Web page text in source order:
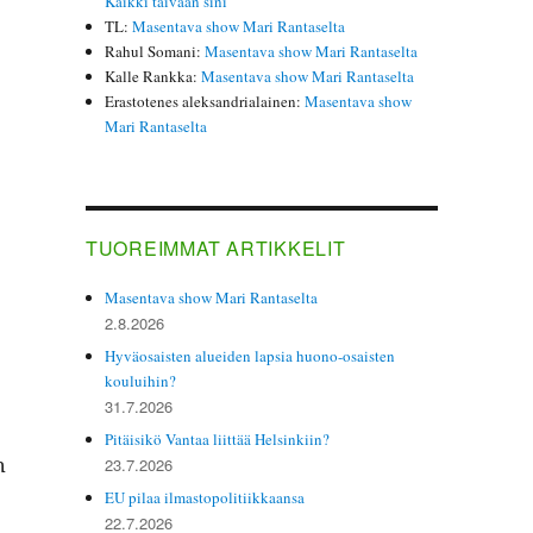
TL:Masentava show Mari Rantaselta
Rahul Somani:Masentava show Mari Rantaselta
Kalle Rankka:Masentava show Mari Rantaselta
Erastotenes aleksandrialainen:Masentava show
Mari Rantaselta
TUOREIMMAT ARTIKKELIT
Masentava show Mari Rantaselta
2.8.2026
Hyväosaisten alueiden lapsia huono-osaisten
kouluihin?
31.7.2026
Pitäisikö Vantaa liittää Helsinkiin?
23.7.2026
EU pilaa ilmastopolitiikkaansa
22.7.2026